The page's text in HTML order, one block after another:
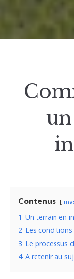
Contenus
1 Un terrain en
2 Les conditions
3 Le processus
4 A retenir au